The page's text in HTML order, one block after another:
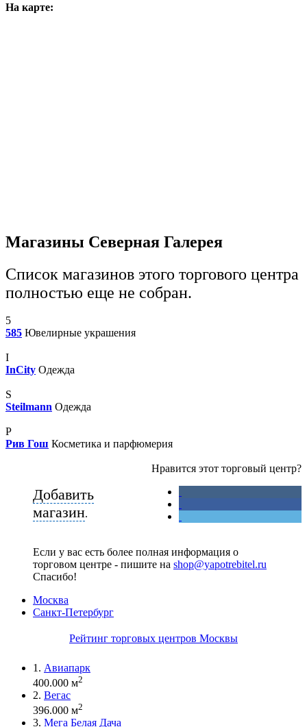
На карте:
Магазины Северная Галерея
Список магазинов этого торгового центра
полностью еще не собран.
5
585 Ювелирные украшения
I
InCity Одежда
S
Steilmann Одежда
Р
Рив Гош Косметика и парфюмерия
Нравится этот торговый центр?
Добавить
магазин.
Если у вас есть более полная информация о
торговом центре - пишите на shop@yapotrebitel.ru
Спасибо!
Москва
Санкт-Петербург
Рейтинг торговых центров Москвы
1. Авиапарк
400.000 м2
2. Вегас
396.000 м2
3. Мега Белая Дача